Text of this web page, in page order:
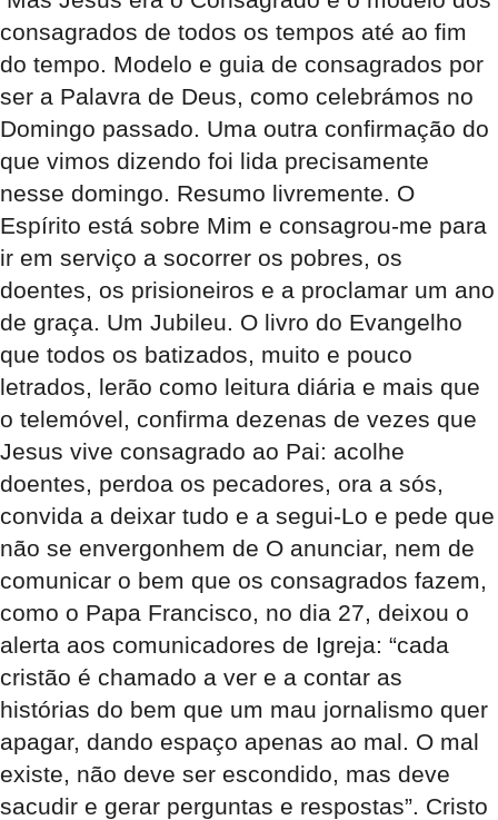
consagrados de todos os tempos até ao fim
do tempo. Modelo e guia de consagrados por
ser a Palavra de Deus, como celebrámos no
Domingo passado. Uma outra confirmação do
que vimos dizendo foi lida precisamente
nesse domingo. Resumo livremente. O
Espírito está sobre Mim e consagrou-me para
ir em serviço a socorrer os pobres, os
doentes, os prisioneiros e a proclamar um ano
de graça. Um Jubileu. O livro do Evangelho
que todos os batizados, muito e pouco
letrados, lerão como leitura diária e mais que
o telemóvel, confirma dezenas de vezes que
Jesus vive consagrado ao Pai: acolhe
doentes, perdoa os pecadores, ora a sós,
convida a deixar tudo e a segui-Lo e pede que
não se envergonhem de O anunciar, nem de
comunicar o bem que os consagrados fazem,
como o Papa Francisco, no dia 27, deixou o
alerta aos comunicadores de Igreja: “cada
cristão é chamado a ver e a contar as
histórias do bem que um mau jornalismo quer
apagar, dando espaço apenas ao mal. O mal
existe, não deve ser escondido, mas deve
sacudir e gerar perguntas e respostas”. Cristo